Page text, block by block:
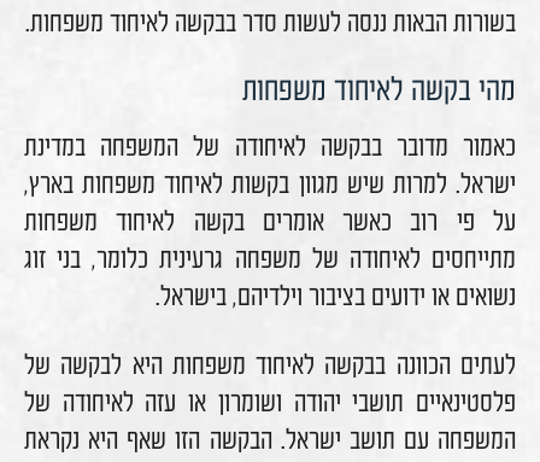
בשורות הבאות ננסה לעשות סדר בבקשה לאיחוד משפחות.
מהי בקשה לאיחוד משפחות
כאמור מדובר בבקשה לאיחודה של המשפחה במדינת
ישראל. למרות שיש מגוון בקשות לאיחוד משפחות בארץ,
על פי רוב כאשר אומרים בקשה לאיחוד משפחות
מתייחסים לאיחודה של משפחה גרעינית כלומר, בני זוג
נשואים או ידועים בציבור וילדיהם, בישראל.
לעתים הכוונה בבקשה לאיחוד משפחות היא לבקשה של
פלסטינאיים תושבי יהודה ושומרון או עזה לאיחודה של
המשפחה עם תושב ישראל. הבקשה הזו שאף היא נקראת